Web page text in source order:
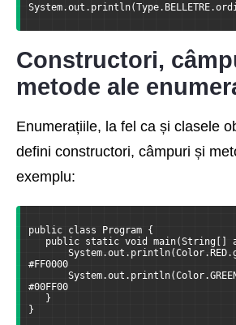
Constructori,
metode ale
Enumerațiile, la fel ca și clasele
defini constructori, câmpuri și
exemplu:
public class Program {
public static void main(String[]
#FF0000
#00FF00
}
}